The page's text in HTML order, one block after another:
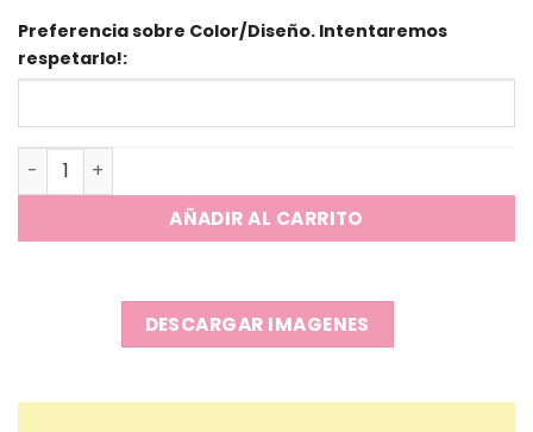
Preferencia sobre Color/Diseño. Intentaremos
respetarlo!:
Lapiceras Paw Patrol x6 cantidad
AÑADIR AL CARRITO
DESCARGAR IMAGENES